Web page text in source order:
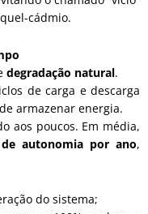
cádmio.
degradação natural.
de carga e descarga
armazenar energia.
aos poucos. Em média,
autonomia por ano,
do sistema;